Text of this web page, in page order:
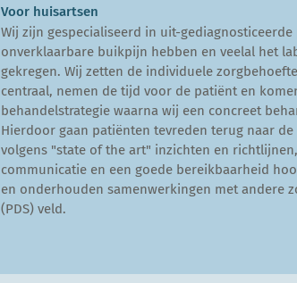
Voor huisartsen
Wij zijn gespecialiseerd in uit-
onverklaarbare buikpijn hebben en veelal het
gekregen. Wij zetten de individuele
centraal, nemen de tijd voor de patiënt en
behandelstrategie waarna wij een concreet
Hierdoor gaan patiënten tevreden terug naar
volgens "state of the art" inzichten en
communicatie en een goede bereikbaarheid
en onderhouden samenwerkingen met andere
(PDS) veld.